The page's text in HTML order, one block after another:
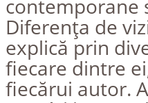
contemporane
Diferenţa de
explică prin
fiecare dintre
fiecărui autor.